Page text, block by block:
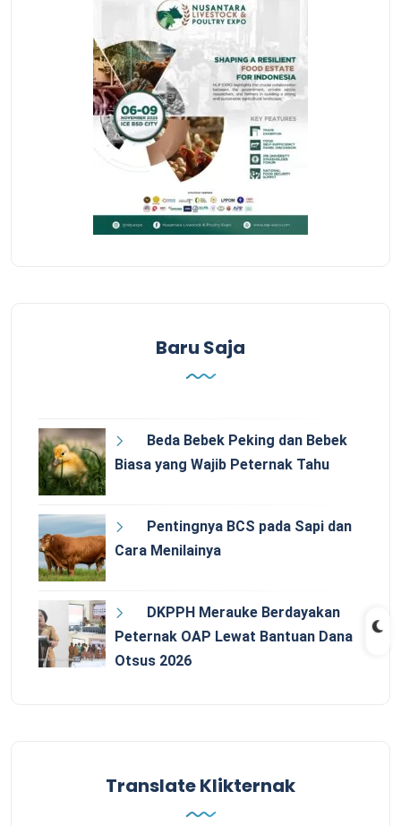
Baru Saja
Beda Bebek Peking dan Bebek
Biasa yang Wajib Peternak Tahu
Pentingnya BCS pada Sapi dan
Cara Menilainya
DKPPH Merauke Berdayakan
Peternak OAP Lewat Bantuan Dana
Otsus 2026
Translate Klikternak